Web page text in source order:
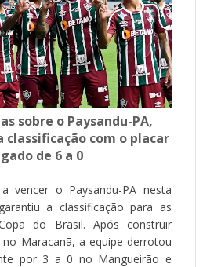
sobre o Paysandu-PA,
com o placar
de 6 a 0
vencer o Paysandu-PA nesta
a classificação para as
do Brasil. Após construir
Maracanã, a equipe derrotou
por 3 a 0 no Mangueirão e